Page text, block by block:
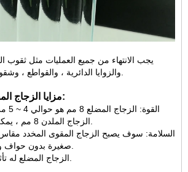
يجب الانتهاء من جميع العمليات مثل ثقوب
مزايا الزجاج المقسى المضلع 8 مم: